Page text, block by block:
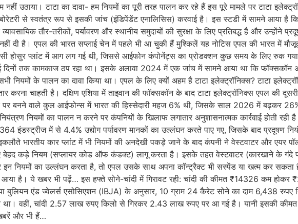
नहीं उठाया। टाटा का दावा- हम नियमों का पूरी तरह पालन कर रहे हैं इस पूरे मामले पर टाटा
से स्वतंत्र रूप से इसकी जांच (इंडिपेंडेंट एनालिसिस) करवाई है। इस स्टडी में सामने आया है
तौर-तरीकों, पर्यावरण और स्थानीय समुदायों की सुरक्षा के लिए प्रतिबद्ध है और उन्होंने
नहीं दी है। एपल की भारत सप्लाई चेन में पहले भी आ चुकी हैं मुश्किलें यह नोटिस एपल की भारत में
होसुर प्लांट में आग लग गई थी, जिससे आईफोन कंपोनेंट्स का प्रोडक्शन कुछ समय के लिए रुक
तक कामकाज ठप रहा था। इसके अलावा 2024 में एक जांच में सामने आया था कि फॉक्सकॉन
नियमों के पालन का दावा किया था। एपल के लिए क्यों अहम है टाटा इलेक्ट्रॉनिक्स? टाटा
करना चाहती है। दक्षिण एशिया में ताइवान की फॉक्सकॉन के बाद टाटा इलेक्ट्रॉनिक्स एपल की
पर बनने वाले कुल आईफोन्स में भारत की हिस्सेदारी महज 6% थी, जिसके साल 2026 में बढ़कर
नियमों का पालन न करने पर कंपनियों के खिलाफ लगातार अनुशासनात्मक कार्रवाई होती
इंडस्ट्रीज में से 4.4% उद्योग पर्यावरण मानकों का उल्लंघन करते पाए गए, जिसके बाद प्रदूषण
भारतीय कार प्लांट में भी नियमों की अनदेखी पकड़े जाने के बाद कंपनी ने वेस्टवाटर और एयर
बेहद कड़े नियम (सप्लायर कोड ऑफ कंडक्ट) लागू करता है। इसके तहत वेस्टवाटर (कारखाने के गंदे
इन नियमों का उल्लंघन करता है, तो एपल उसके साथ अपना कॉन्ट्रैक्ट भी सस्पेंड या खत्म कर
आया है। ये खबर भी पढ़ें… इस हफ्ते सोने-चांदी में गिरावट रही: चांदी की कीमत ₹14326 कम
बुलियन एंड ज्वेलर्स एसोसिएशन (IBJA) के अनुसार, 10 ग्राम 24 कैरेट सोने का दाम 6,438
वहीं, चांदी 2.57 लाख रुपए किलो से गिरकर 2.43 लाख रुपए पर आ गई है। यानी इसकी
और भी हैं…